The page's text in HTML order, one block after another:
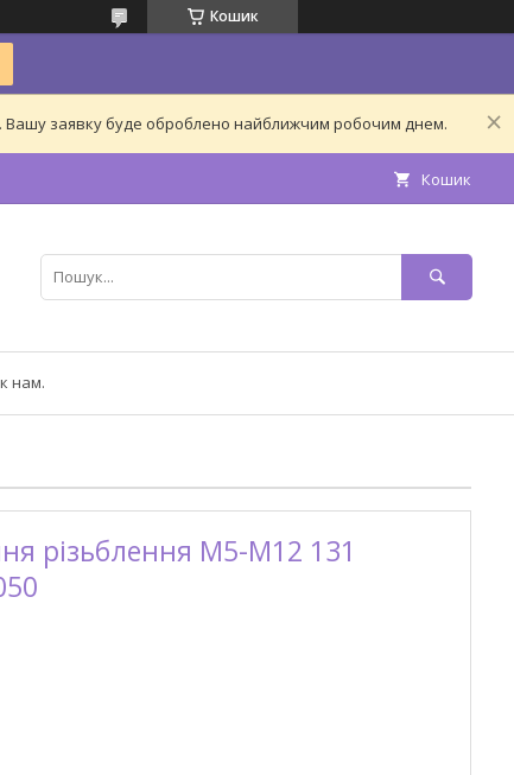
Кошик
Вашу заявку буде оброблено найближчим робочим днем.
Кошик
нам.
різьблення M5-M12 131